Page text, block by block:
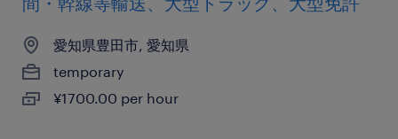
愛知県豊田市, 愛知県
temporary
¥1700.00 per hour